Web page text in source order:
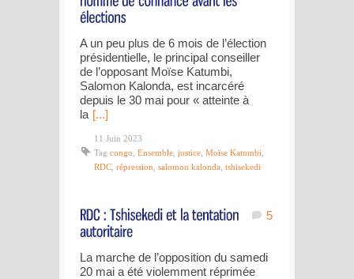
A un peu plus de 6 mois de l’élection
présidentielle, le principal conseiller
de l’opposant Moïse Katumbi,
Salomon Kalonda, est incarcéré
depuis le 30 mai pour « atteinte à
la [...]
11 Juin 2023
Tag congo Ensemble justice Moïse Katumbi
RDC répression salomon kalonda tshisekedi
5
La marche de l’opposition du samedi
20 mai a été violemment réprimée